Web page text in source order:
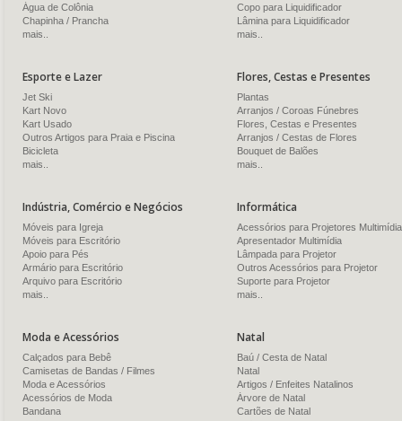
Água de Colônia
Chapinha / Prancha
mais..
Copo para Liquidificador
Lâmina para Liquidificador
mais..
Esporte e Lazer
Jet Ski
Kart Novo
Kart Usado
Outros Artigos para Praia e Piscina
Bicicleta
mais..
Flores, Cestas e Presentes
Plantas
Arranjos / Coroas Fúnebres
Flores, Cestas e Presentes
Arranjos / Cestas de Flores
Bouquet de Balões
mais..
Indústria, Comércio e Negócios
Móveis para Igreja
Móveis para Escritório
Apoio para Pés
Armário para Escritório
Arquivo para Escritório
mais..
Informática
Acessórios para Projetores Multimídia
Apresentador Multimídia
Lâmpada para Projetor
Outros Acessórios para Projetor
Suporte para Projetor
mais..
Moda e Acessórios
Calçados para Bebê
Camisetas de Bandas / Filmes
Moda e Acessórios
Acessórios de Moda
Bandana
Natal
Baú / Cesta de Natal
Natal
Artigos / Enfeites Natalinos
Árvore de Natal
Cartões de Natal